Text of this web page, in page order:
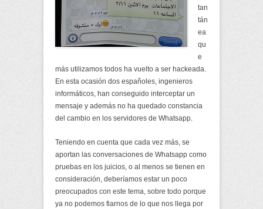
tan
tán
ea
qu
e
más utilizamos todos ha vuelto a ser hackeada.
En esta ocasión dos españoles, ingenieros
informáticos, han conseguido interceptar un
mensaje y además no ha quedado constancia
del cambio en los servidores de Whatsapp.
Teniendo en cuenta que cada vez más, se
aportan las conversaciones de Whatsapp como
pruebas en los juicios, o al menos se tienen en
consideración, deberíamos estar un poco
preocupados con este tema, sobre todo porque
ya no podemos fiarnos de lo que nos llega por